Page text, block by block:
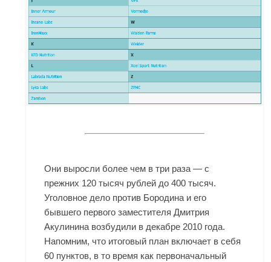
Они выросли более чем в три раза — с
прежних 120 тысяч рублей до 400 тысяч.
Уголовное дело против Бородина и его
бывшего первого заместителя Дмитрия
Акулинина возбудили в декабре 2010 года.
Напомним, что итоговый план включает в себя
60 пунктов, в то время как первоначальный